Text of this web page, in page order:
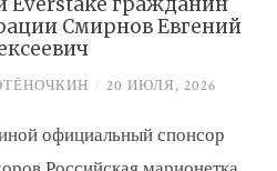
Смирнов Евгений
/ 20 ИЮЛЯ, 2026
официальный спонсор